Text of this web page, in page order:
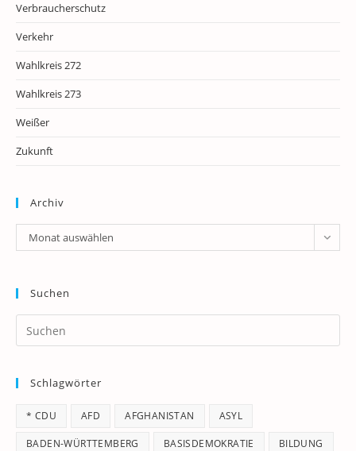
Verbraucherschutz
Verkehr
Wahlkreis 272
Wahlkreis 273
Weißer
Zukunft
Archiv
Archiv
Monat auswählen
Suchen
Schlagwörter
* CDU AFD AFGHANISTAN ASYL
BADEN-WÜRTTEMBERG BASISDEMOKRATIE BILDUNG